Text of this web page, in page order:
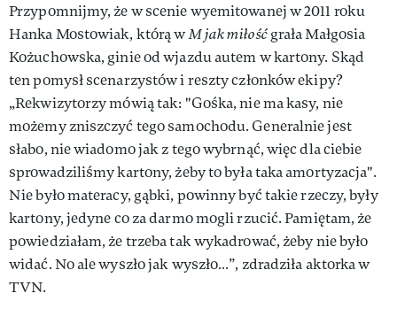
Przypomnijmy, że w scenie wyemitowanej w 2011 roku
Hanka Mostowiak, którą wM jak miłośćgrała Małgosia
Kożuchowska, ginie od wjazdu autem w kartony. Skąd
ten pomysł scenarzystów i reszty członków ekipy?
„Rekwizytorzy mówią tak: "Gośka, nie ma kasy, nie
możemy zniszczyć tego samochodu. Generalnie jest
słabo, nie wiadomo jak z tego wybrnąć, więc dla ciebie
sprowadziliśmy kartony, żeby to była taka amortyzacja".
Nie było materacy, gąbki, powinny być takie rzeczy, były
kartony, jedyne co za darmo mogli rzucić. Pamiętam, że
powiedziałam, że trzeba tak wykadrować, żeby nie było
widać. No ale wyszło jak wyszło…”, zdradziła aktorka w
TVN.